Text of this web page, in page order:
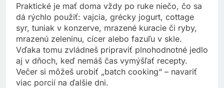
Praktické je mať doma vždy po ruke niečo, čo sa
dá rýchlo použiť: vajcia, grécky jogurt, cottage
syr, tuniak v konzerve, mrazené kuracie či ryby,
mrazenú zeleninu, cícer alebo fazuľu v skle.
Vďaka tomu zvládneš pripraviť plnohodnotné jedlo
aj v dňoch, keď nemáš čas vymýšľať recepty.
Večer si môžeš urobiť „batch cooking“ – navariť
viac porcií na ďalšie dni.